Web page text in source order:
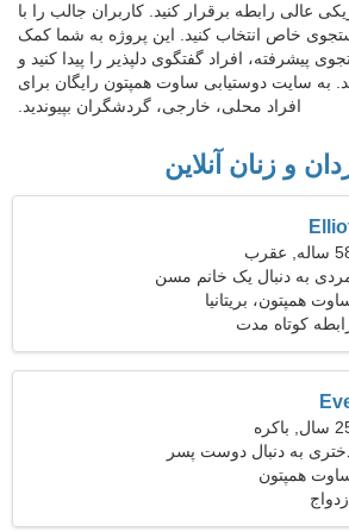
عالی رابطه برقرار کنید. کاربران جالب را با
خاص انتخاب کنید. این پروژه به شما کمک
پیشرفته، افراد گفتگوی دلپذیر را پیدا کنید و
به سایت دوستیابی ساوت همپتون رایگان برای
افراد محلی، خارجی، گردشگران بپیوندید.
و زنان آنلاین
عقرب
به دنبال یک خانم مسن
همپتون، بریتانیا
کوتاه مدت
باکره
به دنبال دوست پسر
29-
همپتون